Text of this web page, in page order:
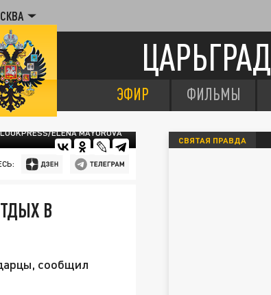
ЦАРЬГРАД
ЭФИР ФИЛЬМЫ
ELENA MAYOROVA
В
сообщил
СВЯТАЯ ПРАВДА